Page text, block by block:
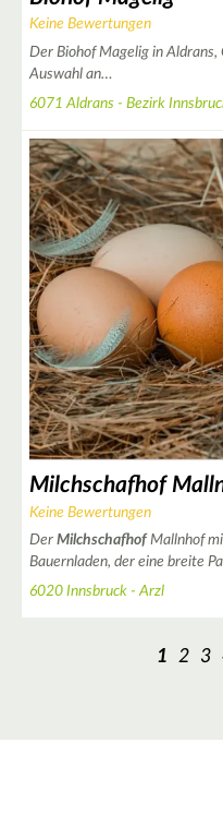
Keine Bewertungen
Der Biohof Magelig in
Auswahl an…
6071 Aldrans - Bezirk
Keine Bewertungen
Der Milchschafhof Mallnhof
Bauernladen, der eine breite
6020 Innsbruck - Arzl
1 2 3